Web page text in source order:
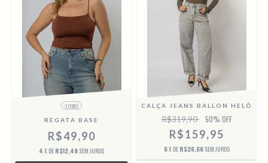
3 CORES
REGATA BASE
R$49,90
4 X DE R$12,48 SEM JUROS
CALÇA JEANS BALLON HELÔ
R$319,90 50% OFF
R$159,95
6X DE R$26,66 SEM JUROS